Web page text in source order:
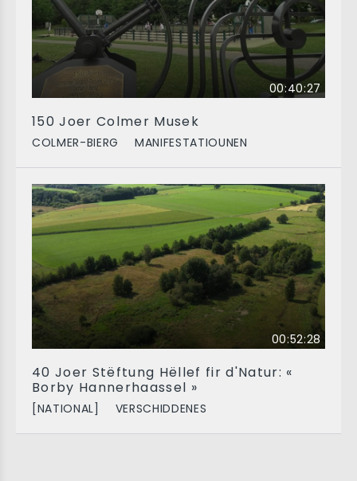
00:40:27
150 Joer Colmer Musek
COLMER-BIERG MANIFESTATIOUNEN
00:52:28
40 Joer Stëftung Hëllef fir d'Natur: «
Borby Hannerhaassel »
[NATIONAL] VERSCHIDDENES